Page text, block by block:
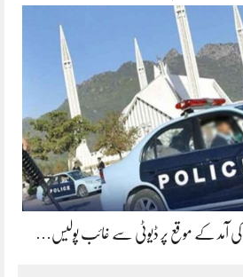
کی آمد کے موقع پر ڈیوٹی سے غائب پولیس…